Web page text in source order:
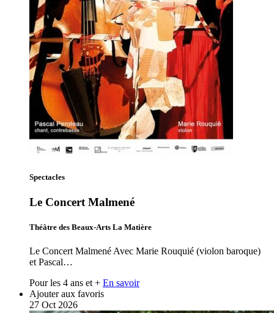
Spectacles
Le Concert Malmené
Théâtre des Beaux-Arts La Matière
Le Concert Malmené Avec Marie Rouquié (violon baroque)
et Pascal…
Pour les 4 ans et + En savoir
Ajouter aux favoris
27 Oct 2026